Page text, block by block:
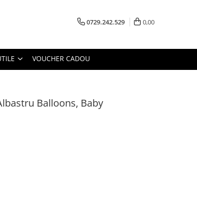
0729.242.529 0,00
VOUCHER CADOU
Balloons, Baby